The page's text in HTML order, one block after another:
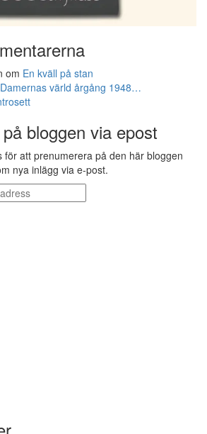
om En kväll på stan
Damernas värld årgång 1948…
bloggen via epost
för att prenumerera på den här bloggen
nya inlägg via e-post.